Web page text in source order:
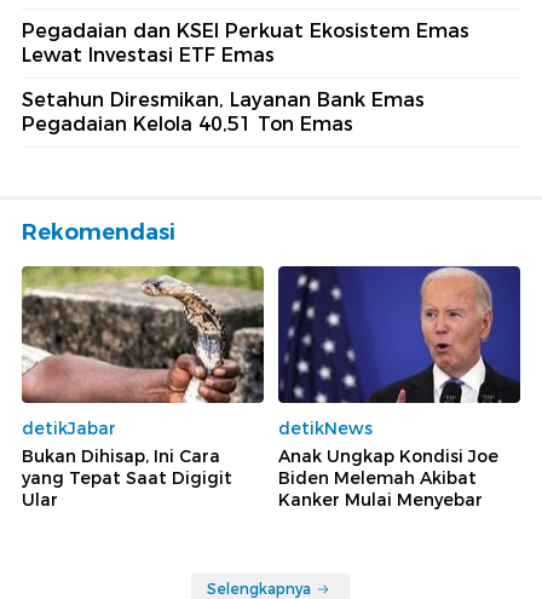
Pegadaian dan KSEI Perkuat Ekosistem Emas
Lewat Investasi ETF Emas
Setahun Diresmikan, Layanan Bank Emas
Pegadaian Kelola 40,51 Ton Emas
Rekomendasi
detikJabar
Bukan Dihisap, Ini Cara
yang Tepat Saat Digigit
Ular
detikNews
Anak Ungkap Kondisi Joe
Biden Melemah Akibat
Kanker Mulai Menyebar
Selengkapnya